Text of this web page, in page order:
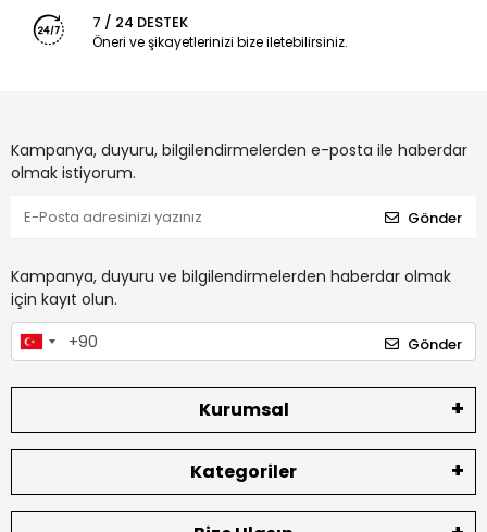
7 / 24 DESTEK
Öneri ve şikayetlerinizi bize iletebilirsiniz.
Kampanya, duyuru, bilgilendirmelerden e-posta ile haberdar
olmak istiyorum.
Gönder
Kampanya, duyuru ve bilgilendirmelerden haberdar olmak
için kayıt olun.
Gönder
Kurumsal
Kategoriler